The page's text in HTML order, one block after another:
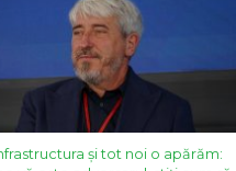
și tot noi o apărăm: